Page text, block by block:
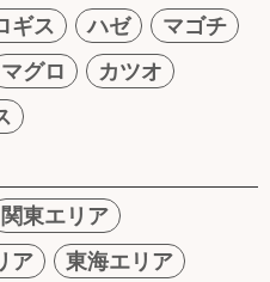
ギス ハゼ
マゴチ
マグロ
カツオ
関東エリア
ア
東海エリア